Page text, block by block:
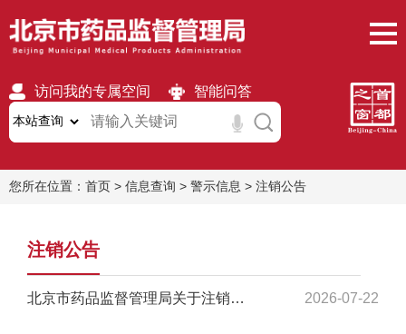
访问我的专属空间 智能问答
无障碍 繁體 移动版
您所在位置： 首页 > 信息查询 > 警示信息 > 注销公告
注销公告
北京市药品监督管理局关于注销《执业药师注册证》的公告 2026-07-22